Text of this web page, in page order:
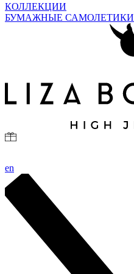
КОЛЛЕКЦИИ
БУМАЖНЫЕ САМОЛЕТИКИ
en